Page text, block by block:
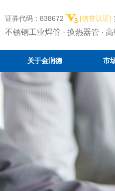
证券代码：838672 [信誉认证]
不锈钢工业焊管 · 换热器管 ·
关于金润德 市